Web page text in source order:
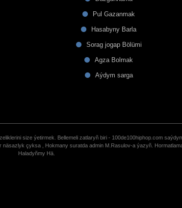
Pul Gazanmak
Hasabyny Barla
Sorag jogap Bölümi
Agza Bolmak
Aýdym sarga
size ýetirmek. Bellemeli zatlaryñ biri - 100de100hiphop.com
çyksa , Hokmany suratda admin M.Rasulov-a ýazyñ.
Haladyñmy Hä.